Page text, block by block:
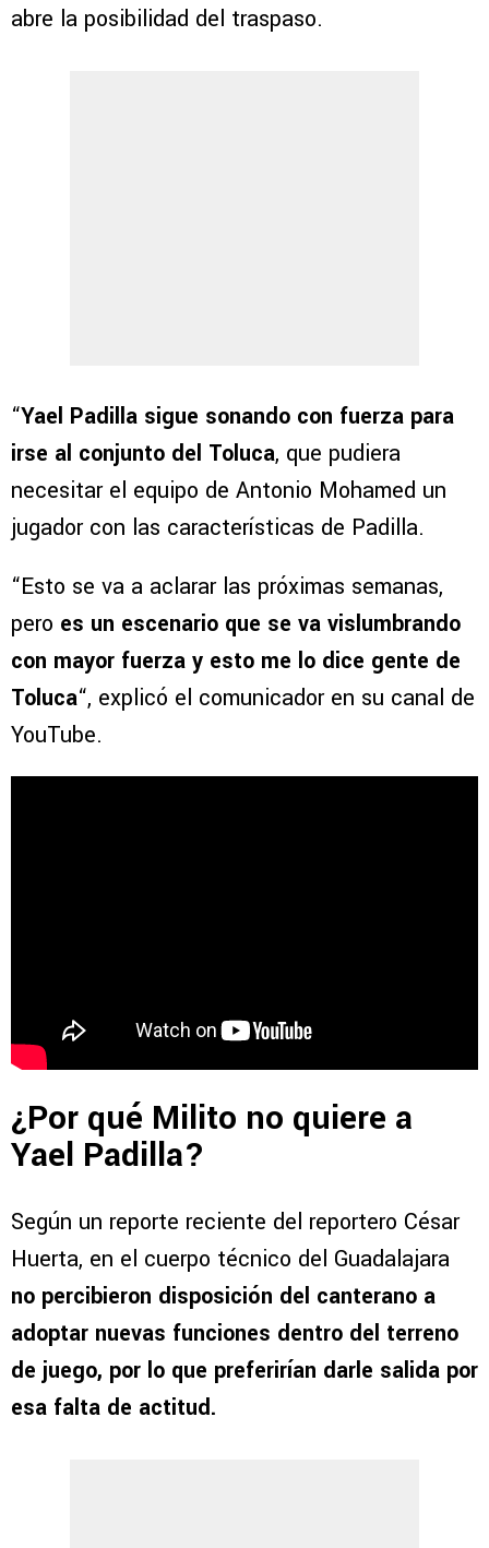
abre la posibilidad del traspaso.
“Yael Padilla sigue sonando con fuerza para
irse al conjunto del Toluca, que pudiera
necesitar el equipo de Antonio Mohamed un
jugador con las características de Padilla.
“Esto se va a aclarar las próximas semanas,
pero es un escenario que se va vislumbrando
con mayor fuerza y esto me lo dice gente de
Toluca“, explicó el comunicador en su canal de
YouTube.
¿Por qué Milito no quiere a
Yael Padilla?
Según un reporte reciente del reportero César
Huerta, en el cuerpo técnico del Guadalajara
no percibieron disposición del canterano a
adoptar nuevas funciones dentro del terreno
de juego, por lo que preferirían darle salida por
esa falta de actitud.